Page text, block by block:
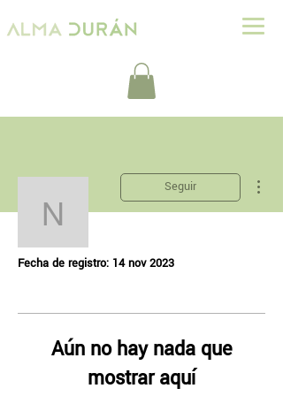
Nataqtro
Seguir
Nataqtro
Fecha de registro: 14 nov 2023
Aún no hay nada que
mostrar aquí